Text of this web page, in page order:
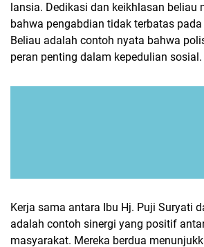
lansia. Dedikasi dan keikhlasan beliau
bahwa pengabdian tidak terbatas
Beliau adalah contoh nyata bahwa
peran penting dalam kepedulian sosial.
Kerja sama antara Ibu Hj. Puji Suryati
adalah contoh sinergi yang positif
masyarakat. Mereka berdua